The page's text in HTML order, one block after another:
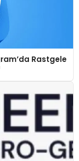
Rastgele